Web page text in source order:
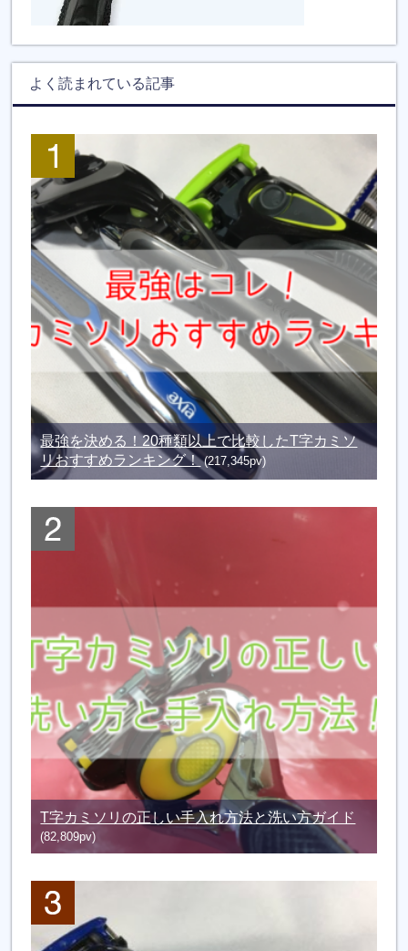
よく読まれている記事
最強を決める！20種類以上で比較したT字カミソ
リおすすめランキング！(217,345pv)
T字カミソリの正しい手入れ方法と洗い方ガイド
(82,809pv)